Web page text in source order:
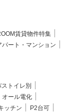
賃貸物件特集
パート・マンション
ストイレ別
オール電化
ッチン
P2台可